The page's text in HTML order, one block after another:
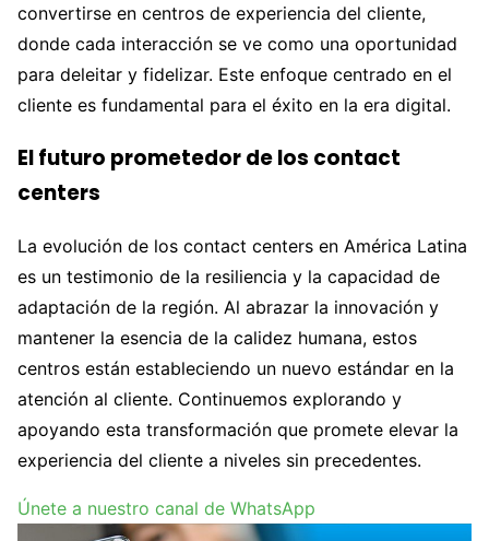
convertirse en centros de experiencia del cliente,
donde cada interacción se ve como una oportunidad
para deleitar y fidelizar. Este enfoque centrado en el
cliente es fundamental para el éxito en la era digital.
El futuro prometedor de los contact
centers
La evolución de los contact centers en América Latina
es un testimonio de la resiliencia y la capacidad de
adaptación de la región. Al abrazar la innovación y
mantener la esencia de la calidez humana, estos
centros están estableciendo un nuevo estándar en la
atención al cliente. Continuemos explorando y
apoyando esta transformación que promete elevar la
experiencia del cliente a niveles sin precedentes.
Únete a nuestro canal de WhatsApp